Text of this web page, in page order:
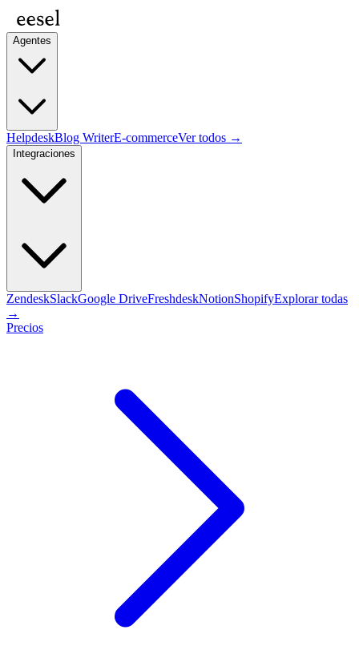
Agentes
HelpdeskBlog WriterE-commerceVer todos →
Integraciones
ZendeskSlackGoogle DriveFreshdeskNotionShopifyExplorar todas
→
Precios